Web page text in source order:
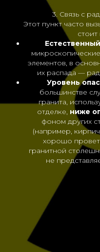
3. Связь с
Этот пункт часто
стоит
элементов, в
их распада —
Уровень
большинстве
гранита,
отделке, ниже
фоном других
(например,
хорошо
гранитной
не